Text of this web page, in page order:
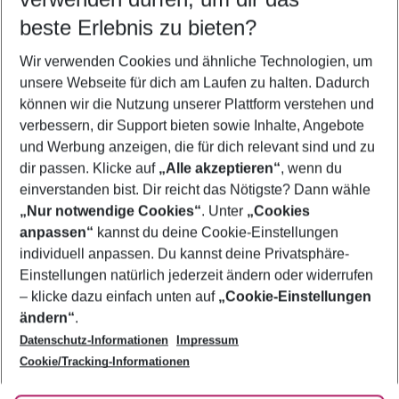
5-8 Nächte
2 Erwachsene Keine Kinder
Mehr Filter anzeigen
Footer
Footer navigation
Über uns
AGB
Bestpreisgarantie
Cookie-Einstellungen ändern
Cookie-Richtlinie
Agenturbetreuung
Barrierefreies Reisen
Folge uns
beste Erlebnis zu bieten?
Wir verwenden Cookies und ähnliche Technologien, um
unsere Webseite für dich am Laufen zu halten. Dadurch
können wir die Nutzung unserer Plattform verstehen und
verbessern, dir Support bieten sowie Inhalte, Angebote
und Werbung anzeigen, die für dich relevant sind und zu
dir passen. Klicke auf „Alle akzeptieren“, wenn du
einverstanden bist. Dir reicht das Nötigste? Dann wähle
„Nur notwendige Cookies“. Unter „Cookies
anpassen“ kannst du deine Cookie-Einstellungen
individuell anpassen. Du kannst deine Privatsphäre-
Einstellungen natürlich jederzeit ändern oder widerrufen
– klicke dazu einfach unten auf „Cookie-Einstellungen
ändern“.
Datenschutz-Informationen
Impressum
Cookie/Tracking-Informationen